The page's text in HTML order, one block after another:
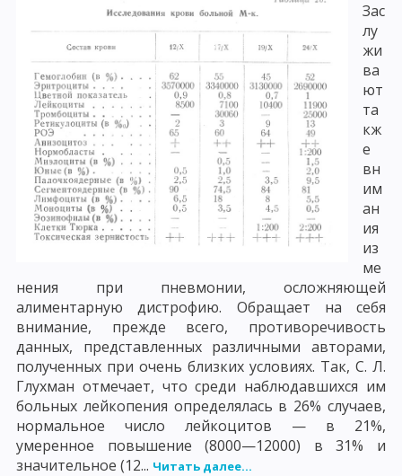
Зас
лу
жи
ва
ют
та
кж
е
вн
им
ан
ия
из
ме
нения при пневмонии, осложняющей
алиментарную дистрофию. Обращает на себя
внимание, прежде всего, противоречивость
данных, представленных различными авторами,
полученных при очень близких условиях. Так, С. Л.
Глухман отмечает, что среди наблюдавшихся им
больных лейкопения определялась в 26% случаев,
нормальное число лейкоцитов — в 21%,
умеренное повышение (8000—12000) в 31% и
значительное (12... Читать далее...